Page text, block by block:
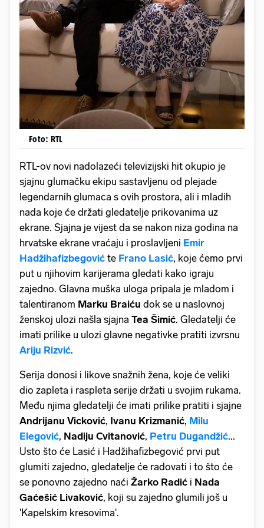
Foto: RTL
RTL-ov novi nadolazeći televizijski hit okupio je
sjajnu glumačku ekipu sastavljenu od plejade
legendarnih glumaca s ovih prostora, ali i mladih
nada koje će držati gledatelje prikovanima uz
ekrane. Sjajna je vijest da se nakon niza godina na
hrvatske ekrane vraćaju i proslavljeni Emir
Hadžihafizbegović te Frano Lasić, koje ćemo prvi
put u njihovim karijerama gledati kako igraju
zajedno. Glavna muška uloga pripala je mladom i
talentiranom Marku Braiću dok se u naslovnoj
ženskoj ulozi našla sjajna Tea Šimić. Gledatelji će
imati prilike u ulozi glavne negativke pratiti izvrsnu
Ariju Rizvić.
Serija donosi i likove snažnih žena, koje će veliki
dio zapleta i raspleta serije držati u svojim rukama.
Među njima gledatelji će imati prilike pratiti i sjajne
Andrijanu Vicković, Ivanu Krizmanić, Milu
Elegović, Nadiju Cvitanović, Petru Dugandžić...
Usto što će Lasić i Hadžihafizbegović prvi put
glumiti zajedno, gledatelje će radovati i to što će
se ponovno zajedno naći Žarko Radić i Nada
Gaćešić Livaković, koji su zajedno glumili još u
'Kapelskim kresovima'.